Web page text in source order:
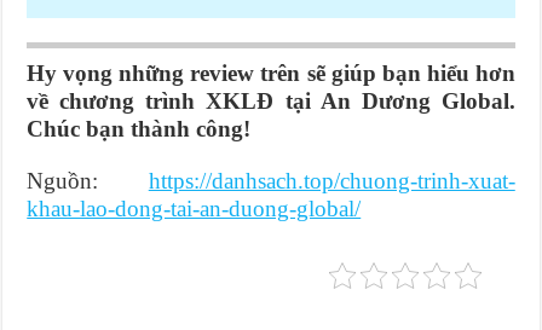
Hy vọng những review trên sẽ giúp bạn hiểu hơn
về chương trình XKLĐ tại An Dương Global.
Chúc bạn thành công!
Nguồn: https://danhsach.top/chuong-trinh-xuat-
khau-lao-dong-tai-an-duong-global/